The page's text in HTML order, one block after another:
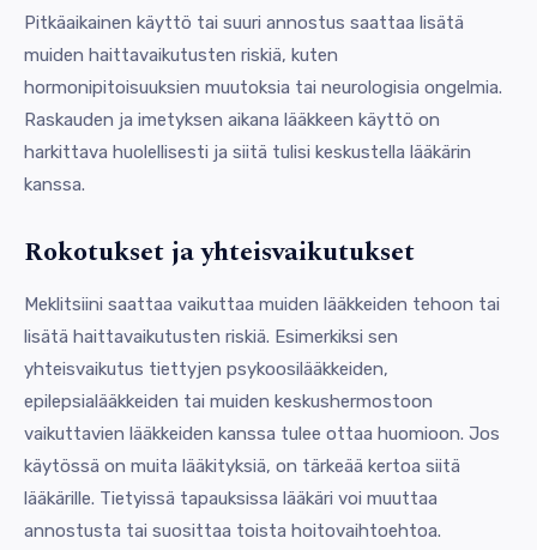
Pitkäaikainen käyttö tai suuri annostus saattaa lisätä
muiden haittavaikutusten riskiä, kuten
hormonipitoisuuksien muutoksia tai neurologisia ongelmia.
Raskauden ja imetyksen aikana lääkkeen käyttö on
harkittava huolellisesti ja siitä tulisi keskustella lääkärin
kanssa.
Rokotukset ja yhteisvaikutukset
Meklitsiini saattaa vaikuttaa muiden lääkkeiden tehoon tai
lisätä haittavaikutusten riskiä. Esimerkiksi sen
yhteisvaikutus tiettyjen psykoosilääkkeiden,
epilepsialääkkeiden tai muiden keskushermostoon
vaikuttavien lääkkeiden kanssa tulee ottaa huomioon. Jos
käytössä on muita lääkityksiä, on tärkeää kertoa siitä
lääkärille. Tietyissä tapauksissa lääkäri voi muuttaa
annostusta tai suosittaa toista hoitovaihtoehtoa.